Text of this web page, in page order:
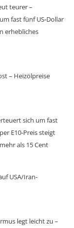
teurer –
fast fünf US-Dollar
erhebliches
– Heizölpreise
sich um fast
E10-Preis steigt
als 15 Cent
USA/Iran-
legt leicht zu –